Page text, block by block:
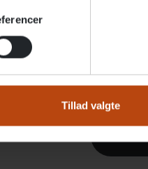
Tillad valgte
indflytningen?
Sådan
Kvalitet,